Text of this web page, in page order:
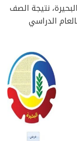
نتيجة الصف
الدراسي